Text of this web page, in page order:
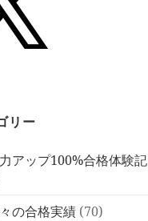
リー
アップ100%合格体験記
の合格実績 (70)